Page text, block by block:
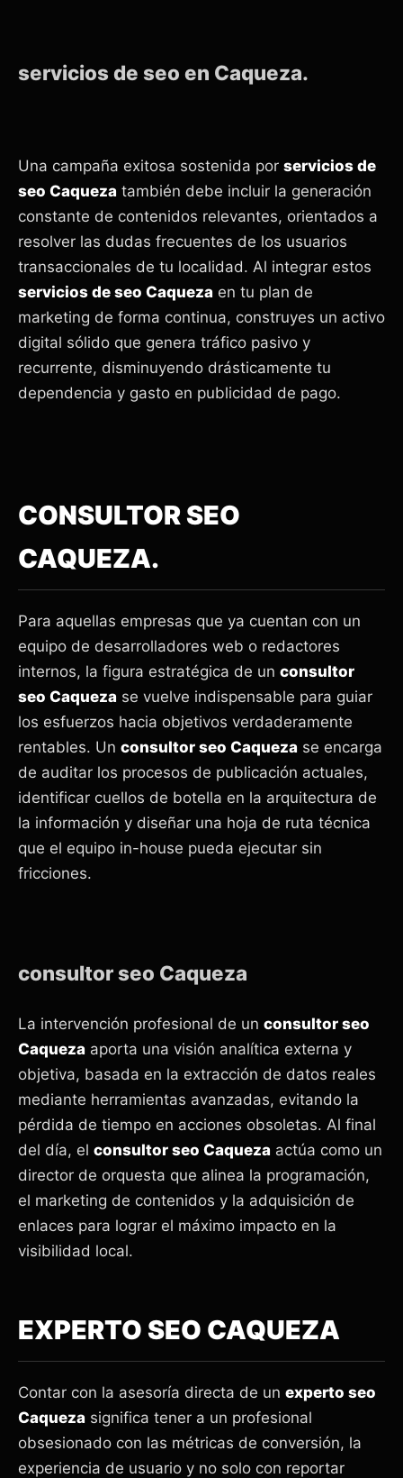
servicios de seo en Caqueza.
Una campaña exitosa sostenida por servicios de
seo Caqueza también debe incluir la generación
constante de contenidos relevantes, orientados a
resolver las dudas frecuentes de los usuarios
transaccionales de tu localidad. Al integrar estos
servicios de seo Caqueza en tu plan de
marketing de forma continua, construyes un activo
digital sólido que genera tráfico pasivo y
recurrente, disminuyendo drásticamente tu
dependencia y gasto en publicidad de pago.
CONSULTOR SEO
CAQUEZA.
Para aquellas empresas que ya cuentan con un
equipo de desarrolladores web o redactores
internos, la figura estratégica de un consultor
seo Caqueza se vuelve indispensable para guiar
los esfuerzos hacia objetivos verdaderamente
rentables. Un consultor seo Caqueza se encarga
de auditar los procesos de publicación actuales,
identificar cuellos de botella en la arquitectura de
la información y diseñar una hoja de ruta técnica
que el equipo in-house pueda ejecutar sin
fricciones.
consultor seo Caqueza
La intervención profesional de un consultor seo
Caqueza aporta una visión analítica externa y
objetiva, basada en la extracción de datos reales
mediante herramientas avanzadas, evitando la
pérdida de tiempo en acciones obsoletas. Al final
del día, el consultor seo Caqueza actúa como un
director de orquesta que alinea la programación,
el marketing de contenidos y la adquisición de
enlaces para lograr el máximo impacto en la
visibilidad local.
EXPERTO SEO CAQUEZA
Contar con la asesoría directa de un experto seo
Caqueza significa tener a un profesional
obsesionado con las métricas de conversión, la
experiencia de usuario y no solo con reportar